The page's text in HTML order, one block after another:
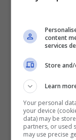
meglio. Ma
racconto fra
pi a non fare
ottobre tolgo
affrontiamo il
vediamo se
o no. Odio
content
services
Store
Learn
Your personal
your device
data) may be
partners, or used
may use precise